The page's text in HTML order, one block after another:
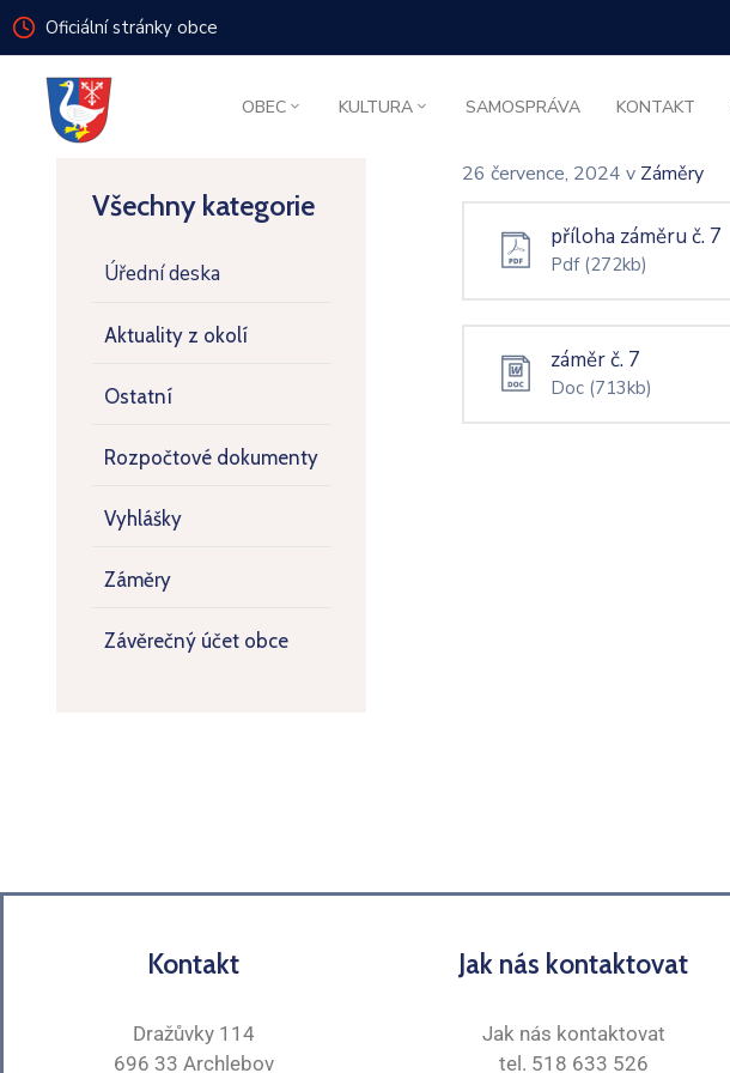
Oficiální stránky obce
OBEC KULTURA SAMOSPRÁVA KONTAKT
Všechny kategorie
Úřední deska
Aktuality z okolí
Ostatní
Rozpočtové dokumenty
Vyhlášky
Záměry
Závěrečný účet obce
26 července, 2024 v Záměry
příloha záměru č. 7
Pdf (272kb)
záměr č. 7
Doc (713kb)
Kontakt
Dražůvky 114
696 33 Archlebov
Jak nás kontaktovat
Jak nás kontaktovat
tel. 518 633 526